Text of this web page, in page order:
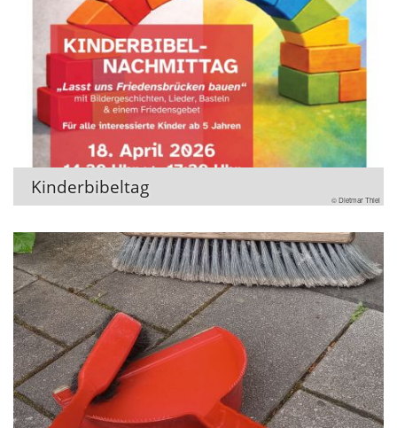
Kinderbibeltag
© Dietmar Thiel